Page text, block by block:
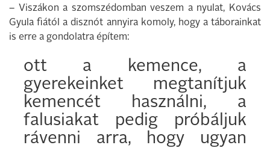
– Viszákon a szomszédomban veszem a nyulat, Kovács
Gyula fiától a disznót annyira komoly, hogy a táborainkat
is erre a gondolatra építem:
ott a kemence, a
gyerekeinket megtanítjuk
kemencét használni, a
falusiakat pedig próbáljuk
rávenni arra, hogy ugyan